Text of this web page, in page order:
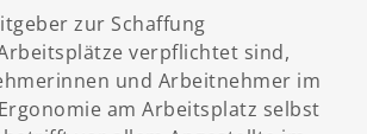
zur Schaffung
verpflichtet sind,
und Arbeitnehmer im
am Arbeitsplatz selbst